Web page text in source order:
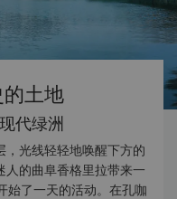
土地
代绿洲
光线轻轻地唤醒下方的
的曲阜香格里拉带来一
始了一天的活动。在孔咖